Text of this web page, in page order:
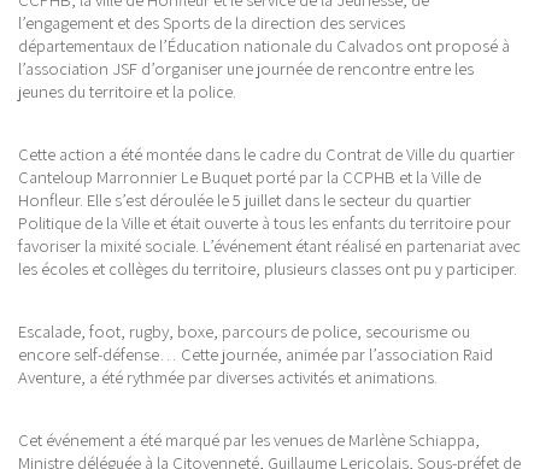
l’engagement et des Sports de la direction des services
départementaux de l’Éducation nationale du Calvados ont proposé à
l’association JSF d’organiser une journée de rencontre entre les
jeunes du territoire et la police.
Cette action a été montée dans le cadre du Contrat de Ville du quartier
Canteloup Marronnier Le Buquet porté par la CCPHB et la Ville de
Honfleur. Elle s’est déroulée le 5 juillet dans le secteur du quartier
Politique de la Ville et était ouverte à tous les enfants du territoire pour
favoriser la mixité sociale. L’événement étant réalisé en partenariat avec
les écoles et collèges du territoire, plusieurs classes ont pu y participer.
Escalade, foot, rugby, boxe, parcours de police, secourisme ou
encore self-défense… Cette journée, animée par l’association Raid
Aventure, a été rythmée par diverses activités et animations.
Cet événement a été marqué par les venues de Marlène Schiappa,
Ministre déléguée à la Citoyenneté, Guillaume Lericolais, Sous-préfet de